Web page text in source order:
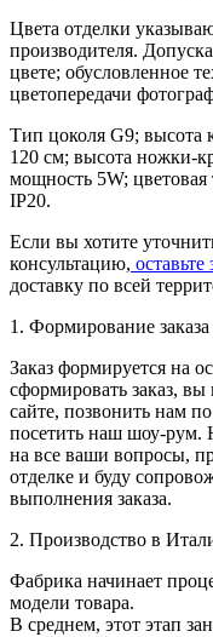
Цвета отделки
производителя.
цвете; обусловленное
цветопередачи
Тип цоколя G9; высота
120 см; высота ножки-
мощность 5W;
IP20.
Если вы хотите
консультацию, оставьте
доставку по всей
1. Формирование заказа
Заказ формируется на
сформировать заказ,
сайте, позвонить нам
посетить наш шоу-рум.
на все ваши вопросы,
отделке и буду
выполнения заказа.
2. Производство в
Фабрика начинает
модели товара.
В среднем, этот этап